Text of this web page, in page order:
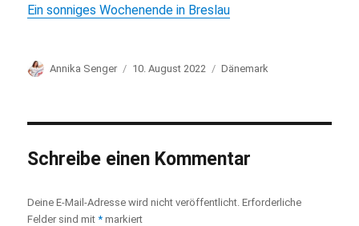
Ein sonniges Wochenende in Breslau
Autor
Annika Senger
Veröffentlicht
10. August 2022 Kategorien
Dänemark
Schreibe einen Kommentar
Deine E-Mail-Adresse wird nicht veröffentlicht. Erforderliche
Felder sind mit* markiert